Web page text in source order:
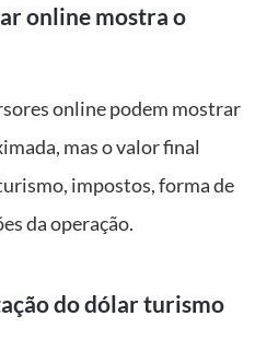
online mostra o
online podem mostrar
mas o valor final
impostos, forma de
da operação.
do dólar turismo